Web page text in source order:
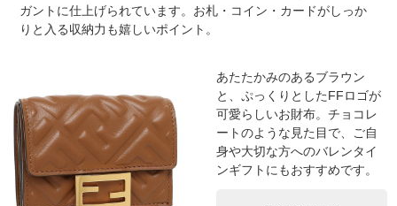
ガントに仕上げられています。お札・コイン・カードがしっか
りと入る収納力も嬉しいポイント。
あたたかみのあるブラウン
と、ぷっくりとしたFFロゴが
可愛らしいお財布。チョコレ
ートのような見た目で、ご自
身や大切な方へのバレンタイ
ンギフトにもおすすめです。